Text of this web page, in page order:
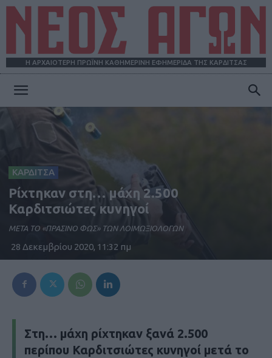
Η ΑΡΧΑΙΟΤΕΡΗ ΠΡΩΪΝΗ ΚΑΘΗΜΕΡΙΝΗ ΕΦΗΜΕΡΙΔΑ ΤΗΣ ΚΑΡΔΙΤΣΑΣ
ΚΑΡΔΙΤΣΑ
Ρίχτηκαν στη… μάχη 2.500
Καρδιτσιώτες κυνηγοί
ΜΕΤΑ ΤΟ «ΠΡΑΣΙΝΟ ΦΩΣ» ΤΩΝ ΛΟΙΜΩΞΙΟΛΟΓΩΝ
28 Δεκεμβρίου 2020, 11:32 πμ
Στη… μάχη ρίχτηκαν ξανά 2.500
περίπου Καρδιτσιώτες κυνηγοί μετά το